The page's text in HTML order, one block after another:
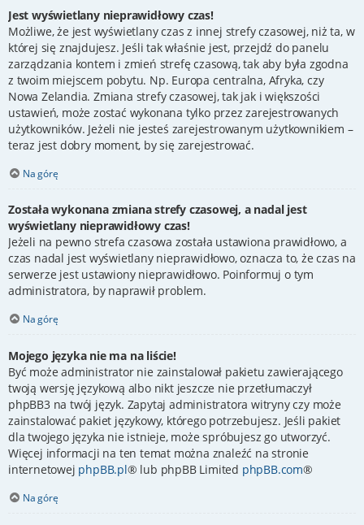
Jest wyświetlany nieprawidłowy czas!
Możliwe, że jest wyświetlany czas z innej strefy czasowej, niż ta, w
której się znajdujesz. Jeśli tak właśnie jest, przejdź do panelu
zarządzania kontem i zmień strefę czasową, tak aby była zgodna
z twoim miejscem pobytu. Np. Europa centralna, Afryka, czy
Nowa Zelandia. Zmiana strefy czasowej, tak jak i większości
ustawień, może zostać wykonana tylko przez zarejestrowanych
użytkowników. Jeżeli nie jesteś zarejestrowanym użytkownikiem –
teraz jest dobry moment, by się zarejestrować.
Na górę
Została wykonana zmiana strefy czasowej, a nadal jest
wyświetlany nieprawidłowy czas!
Jeżeli na pewno strefa czasowa została ustawiona prawidłowo, a
czas nadal jest wyświetlany nieprawidłowo, oznacza to, że czas na
serwerze jest ustawiony nieprawidłowo. Poinformuj o tym
administratora, by naprawił problem.
Na górę
Mojego języka nie ma na liście!
Być może administrator nie zainstalował pakietu zawierającego
twoją wersję językową albo nikt jeszcze nie przetłumaczył
phpBB3 na twój język. Zapytaj administratora witryny czy może
zainstalować pakiet językowy, którego potrzebujesz. Jeśli pakiet
dla twojego języka nie istnieje, może spróbujesz go utworzyć.
Więcej informacji na ten temat można znaleźć na stronie
internetowej phpBB.pl® lub phpBB Limited phpBB.com®
Na górę